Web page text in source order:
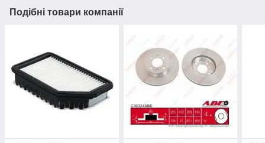
Подібні товари компанії